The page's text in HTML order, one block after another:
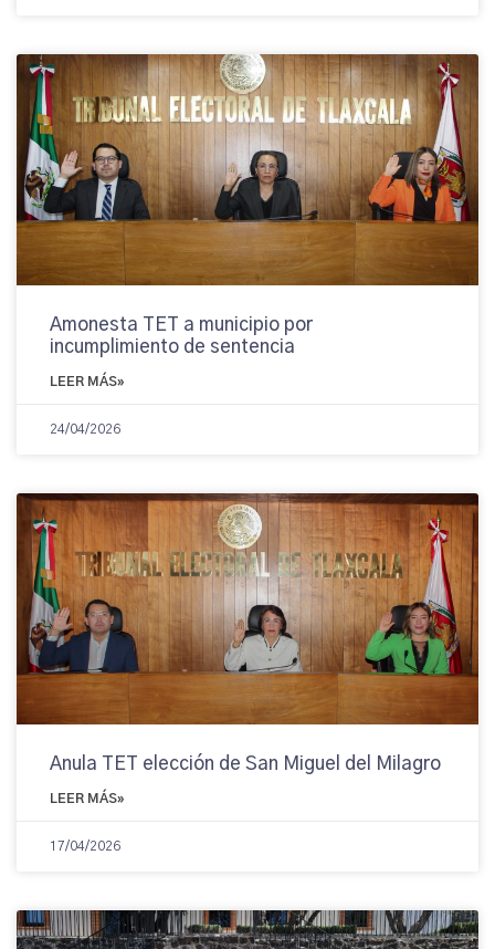
Amonesta TET a municipio por
incumplimiento de sentencia
LEER MÁS»
24/04/2026
Anula TET elección de San Miguel del Milagro
LEER MÁS»
17/04/2026